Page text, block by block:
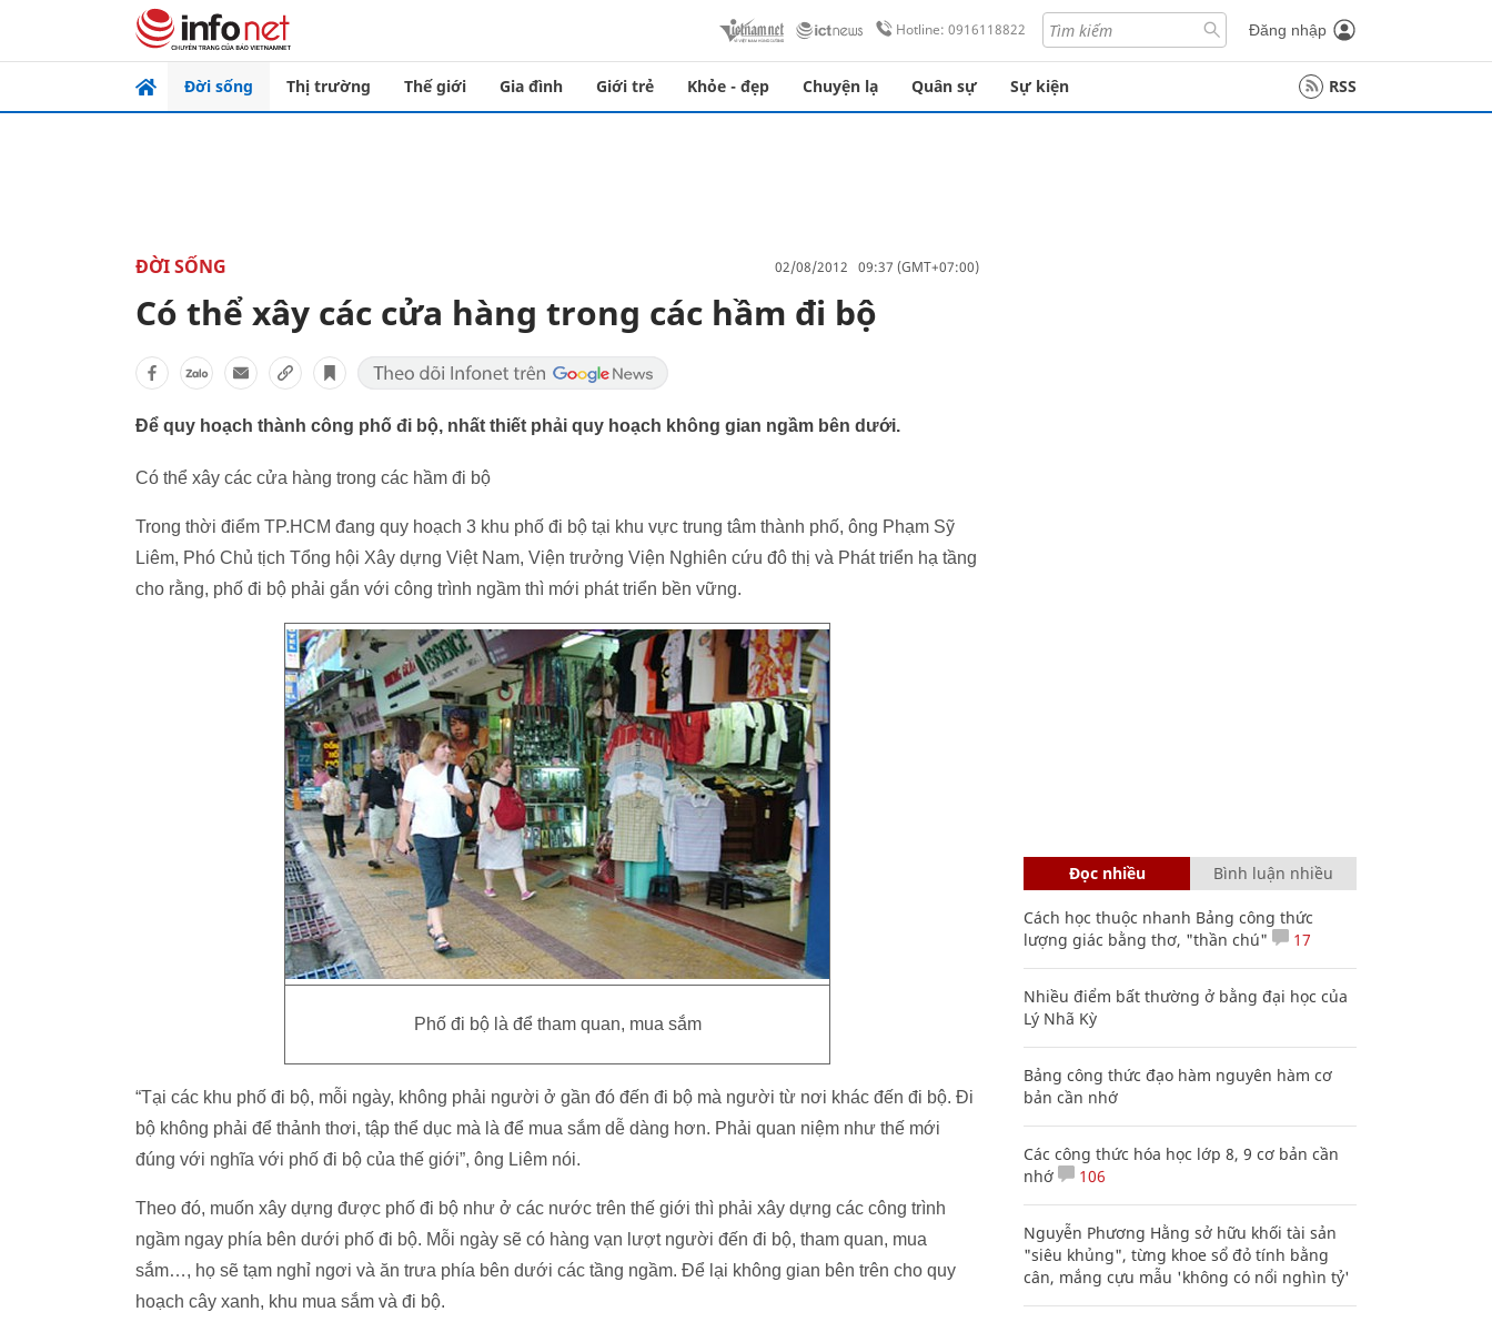
Hotline: 0916118822 Đăng nhập
Đời sống Thị trường Thế giới Gia đình Giới trẻ Khỏe - đẹp Chuyện lạ Quân sự Sự kiện RSS
ĐỜI SỐNG 02/08/2012 09:37 (GMT+07:00)
Có thể xây các cửa hàng trong các hầm đi bộ
Để quy hoạch thành công phố đi bộ, nhất thiết phải quy hoạch không gian ngầm bên dưới.
Có thể xây các cửa hàng trong các hầm đi bộ
Trong thời điểm TP.HCM đang quy hoạch 3 khu phố đi bộ tại khu vực trung tâm thành phố, ông Phạm Sỹ
Liêm, Phó Chủ tịch Tổng hội Xây dựng Việt Nam, Viện trưởng Viện Nghiên cứu đô thị và Phát triển hạ tầng
cho rằng, phố đi bộ phải gắn với công trình ngầm thì mới phát triển bền vững.
Phố đi bộ là để tham quan, mua sắm
“Tại các khu phố đi bộ, mỗi ngày, không phải người ở gần đó đến đi bộ mà người từ nơi khác đến đi bộ. Đi
bộ không phải để thảnh thơi, tập thể dục mà là để mua sắm dễ dàng hơn. Phải quan niệm như thế mới
đúng với nghĩa với phố đi bộ của thế giới”, ông Liêm nói.
Theo đó, muốn xây dựng được phố đi bộ như ở các nước trên thế giới thì phải xây dựng các công trình
ngầm ngay phía bên dưới phố đi bộ. Mỗi ngày sẽ có hàng vạn lượt người đến đi bộ, tham quan, mua
sắm…, họ sẽ tạm nghỉ ngơi và ăn trưa phía bên dưới các tầng ngầm. Để lại không gian bên trên cho quy
hoạch cây xanh, khu mua sắm và đi bộ.
Đọc nhiều Bình luận nhiều
Cách học thuộc nhanh Bảng công thức
lượng giác bằng thơ, "thần chú"
17
Nhiều điểm bất thường ở bằng đại học của
Lý Nhã Kỳ
Bảng công thức đạo hàm nguyên hàm cơ
bản cần nhớ
Các công thức hóa học lớp 8, 9 cơ bản cần
nhớ
106
Nguyễn Phương Hằng sở hữu khối tài sản
"siêu khủng", từng khoe sổ đỏ tính bằng
cân, mắng cựu mẫu 'không có nổi nghìn tỷ'